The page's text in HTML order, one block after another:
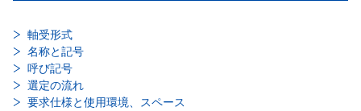
軸受形式
名称と記号
呼び記号
選定の流れ
要求仕様と使用環境、スペース